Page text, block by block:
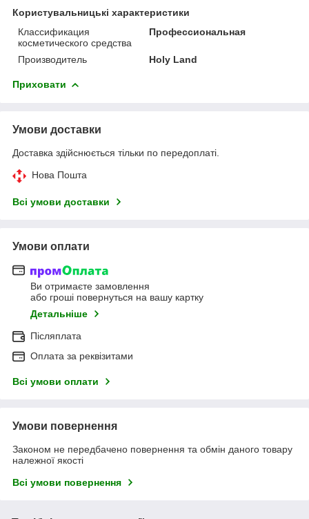
Користувальницькі характеристики
Классификация
косметического средства
Профессиональная
Производитель Holy Land
Приховати
Умови доставки
Доставка здійснюється тільки по передоплаті.
Нова Пошта
Всі умови доставки
Умови оплати
Ви отримаєте замовлення
або гроші повернуться на вашу картку
Детальніше
Післяплата
Оплата за реквізитами
Всі умови оплати
Умови повернення
Законом не передбачено повернення та обмін даного товару
належної якості
Всі умови повернення